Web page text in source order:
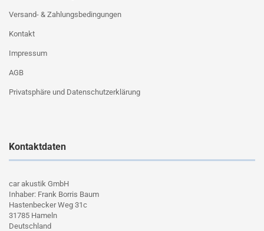
Versand- & Zahlungsbedingungen
Kontakt
Impressum
AGB
Privatsphäre und Datenschutzerklärung
Kontaktdaten
car akustik GmbH
Inhaber: Frank Borris Baum
Hastenbecker Weg 31c
31785 Hameln
Deutschland